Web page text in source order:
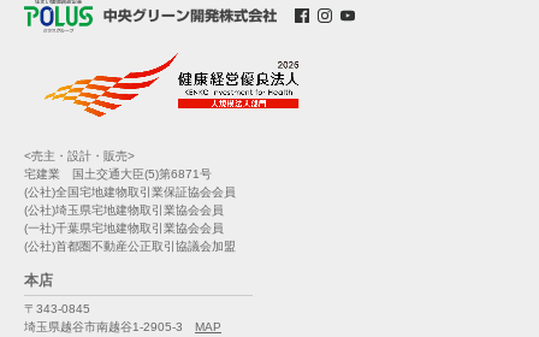
<売主・設計・販売>
宅建業 国土交通大臣(5)第6871号
(公社)全国宅地建物取引業保証協会会員
(公社)埼玉県宅地建物取引業協会会員
(一社)千葉県宅地建物取引業協会会員
(公社)首都圏不動産公正取引協議会加盟
本店
〒343-0845
埼玉県越谷市南越谷1-2905-3
MAP